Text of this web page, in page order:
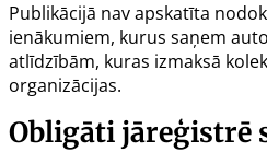
Publikācijā nav apskatīta
ienākumiem, kurus saņem
atlīdzībām, kuras izmaksā
organizācijas.
Obligāti jāreģistrē